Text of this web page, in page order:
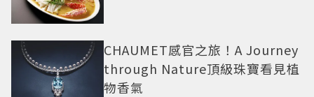
CHAUMET感官之旅！A Journey
through Nature頂級珠寶看見植
物香氣